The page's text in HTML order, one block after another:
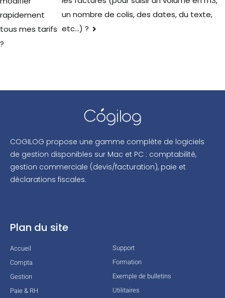
rapidement
tous mes tarifs
?
un nombre de colis, des dates, du texte,
etc…) ?
COGILOG propose une gamme complète de logiciels
de gestion disponibles sur Mac et PC : comptabilité,
gestion commerciale (devis/facturation), paie et
déclarations fiscales.
Plan du site
Accueil
Compta
Gestion
Paie & RH
Support
Formation
Exemple de bulletins
Utilitaires